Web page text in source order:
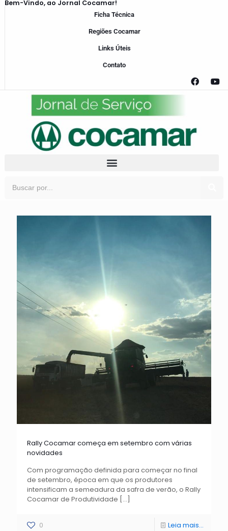
Bem-Vindo, ao Jornal Cocamar!
Ficha Técnica
Regiões Cocamar
Links Úteis
Contato
Rally Cocamar começa em setembro com várias
novidades
Com programação definida para começar no final
de setembro, época em que os produtores
intensificam a semeadura da safra de verão, o Rally
Cocamar de Produtividade […]
0 Leia mais...